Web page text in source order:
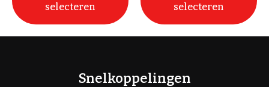
selecteren
selecteren
Snelkoppelingen